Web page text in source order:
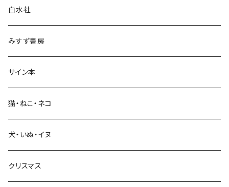
生活・暮らし
芸術・絵画・写真
白水社
みすず書房
サイン本
猫・ねこ・ネコ
犬・いぬ・イヌ
クリスマス